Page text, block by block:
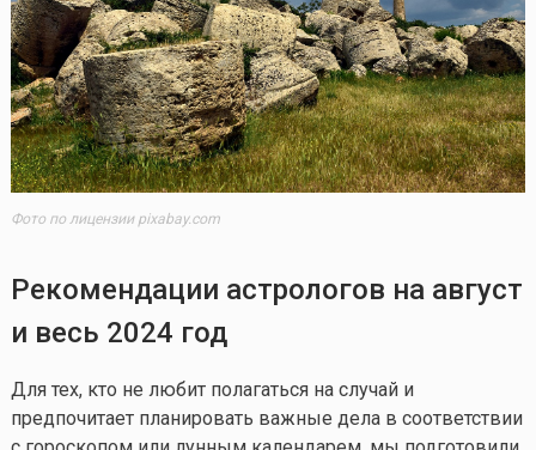
Фото по лицензии pixabay.com
Рекомендации астрологов на август
и весь 2024 год
Для тех, кто не любит полагаться на случай и
предпочитает планировать важные дела в соответствии